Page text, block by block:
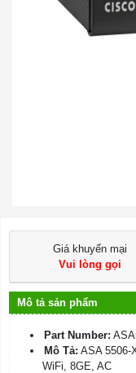
Giá khuyến mại
Vui lòng gọi
Mô tả sản phẩm
Part Number:
Mô Tả: ASA 5506-
WiFi, 8GE, AC